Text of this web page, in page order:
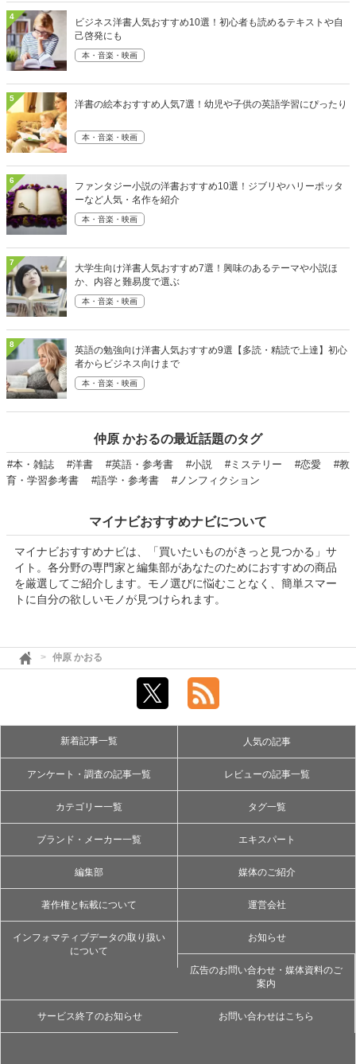
4
ビジネス洋書人気おすすめ10選！初心者も読めるテキストや自
己啓発にも
本・音楽・映画
5
洋書の絵本おすすめ人気7選！幼児や子供の英語学習にぴったり
本・音楽・映画
6
ファンタジー小説の洋書おすすめ10選！ジブリやハリーポッタ
ーなど人気・名作を紹介
本・音楽・映画
7
大学生向け洋書人気おすすめ7選！興味のあるテーマや小説ほ
か、内容と難易度で選ぶ
本・音楽・映画
8
英語の勉強向け洋書人気おすすめ9選【多読・精読で上達】初心
者からビジネス向けまで
本・音楽・映画
仲原 かおるの最近話題のタグ
#本・雑誌 #洋書 #英語・参考書 #小説 #ミステリー #恋愛
#教
育・学習参考書
#語学・参考書 #ノンフィクション
マイナビおすすめナビについて
マイナビおすすめナビは、「買いたいものがきっと見つかる」サ
イト。各分野の専門家と編集部があなたのためにおすすめの商品
を厳選してご紹介します。モノ選びに悩むことなく、簡単スマー
トに自分の欲しいモノが見つけられます。
仲原 かおる
新着記事一覧 人気の記事
アンケート・調査の記事一覧 レビューの記事一覧
カテゴリー一覧 タグ一覧
ブランド・メーカー一覧 エキスパート
編集部 媒体のご紹介
著作権と転載について 運営会社
インフォマティブデータの取り扱い
について
お知らせ
広告のお問い合わせ・媒体資料のご
案内
サービス終了のお知らせ お問い合わせはこちら